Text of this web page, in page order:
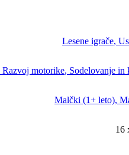
Lesene igrače,
Razvoj motorike, Sodelovanje in
Malčki (1+ leto),
16